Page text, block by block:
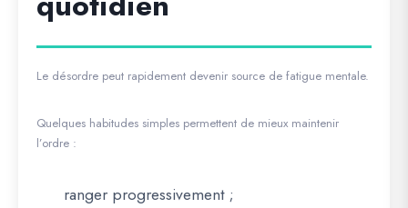
Le désordre peut rapidement devenir source de fatigue mentale.
Quelques habitudes simples permettent de mieux maintenir
l’ordre :
ranger progressivement ;